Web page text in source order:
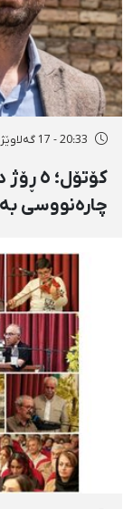
20:33 - 17 گەلاوێژ 2726
چارەنووسی
لە دژی